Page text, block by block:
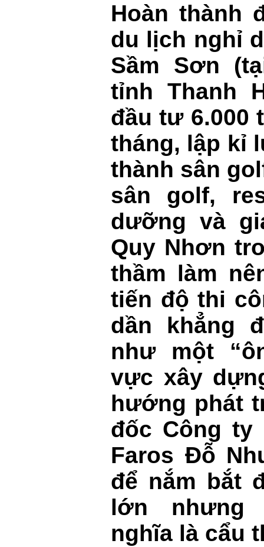
Hoàn thành
du lịch nghỉ
Sầm Sơn
tỉnh Thanh
đầu tư 6.000
tháng, lập kỉ
thành sân
sân golf,
dưỡng và
Quy Nhơn
thầm làm
tiến độ thi
dần khẳng
như một
vực xây
hướng phát
đốc Công ty
Faros Đỗ
để nắm bắt
lớn nhưng
nghĩa là cẩu